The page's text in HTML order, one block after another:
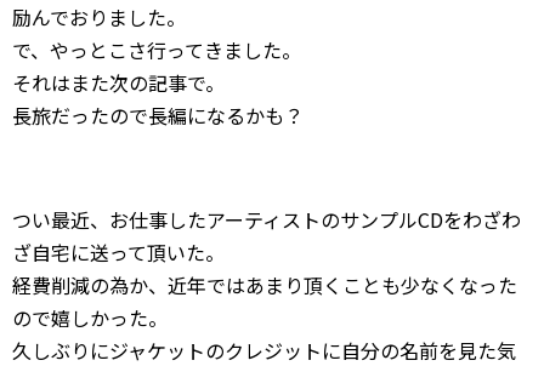
励んでおりました。
で、やっとこさ行ってきました。
それはまた次の記事で。
長旅だったので長編になるかも？
つい最近、お仕事したアーティストのサンプルCDをわざわ
ざ自宅に送って頂いた。
経費削減の為か、近年ではあまり頂くことも少なくなった
ので嬉しかった。
久しぶりにジャケットのクレジットに自分の名前を見た気